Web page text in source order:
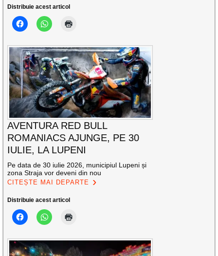
Distribuie acest articol
AVENTURA RED BULL
ROMANIACS AJUNGE, PE 30
IULIE, LA LUPENI
Pe data de 30 iulie 2026, municipiul Lupeni și
zona Straja vor deveni din nou
CITEȘTE MAI DEPARTE
Distribuie acest articol